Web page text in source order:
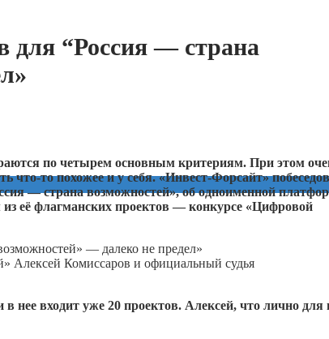
для “Россия — страна
по четырем основным критериям. При этом
что-топохожее и у себя. «Инвест-Форсайт»
— страна возможностей», об одноименной
её флагманских проектов — конкурсе «Цифровой
Алексей Комиссаров и официальный судья
входит уже 20 проектов. Алексей, что лично для